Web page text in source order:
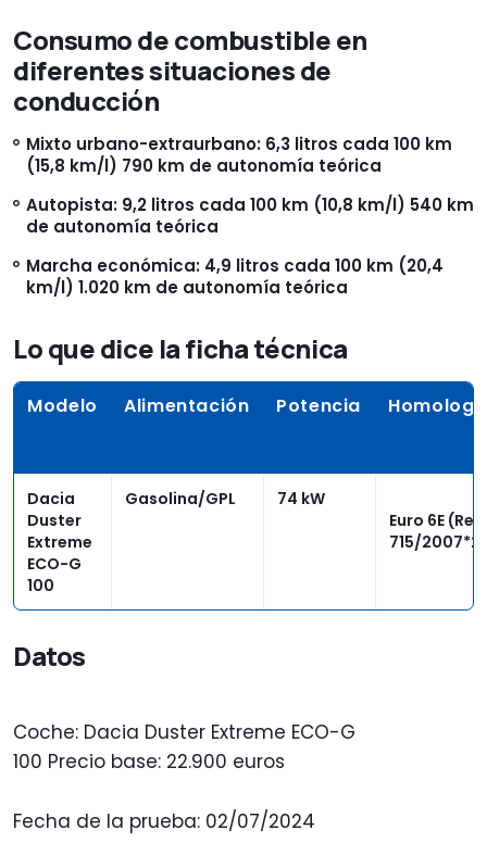
Consumo de combustible en
diferentes situaciones de
conducción
Mixto urbano-extraurbano: 6,3 litros cada 100 km
(15,8 km/l) 790 km de autonomía teórica
Autopista: 9,2 litros cada 100 km (10,8 km/l) 540 km
de autonomía teórica
Marcha económica: 4,9 litros cada 100 km (20,4
km/l) 1.020 km de autonomía teórica
Lo que dice la ficha técnica
Modelo Alimentación Potencia
Dacia
Duster
Extreme
ECO-G
100
Gasolina/GPL
74 kW
Euro 6E
715/
Datos
Coche: Dacia Duster Extreme ECO-G
100 Precio base: 22.900 euros
Fecha de la prueba: 02/07/2024